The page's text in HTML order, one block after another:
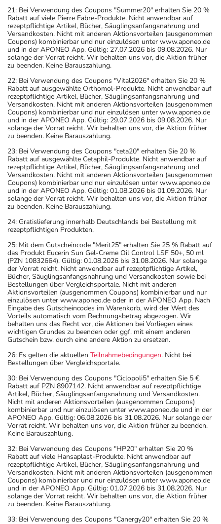
21: Bei Verwendung des Coupons "Summer20" erhalten Sie 20 %
Rabatt auf viele Pierre Fabre-Produkte. Nicht anwendbar auf
rezeptpflichtige Artikel, Bücher, Säuglingsanfangsnahrung und
Versandkosten. Nicht mit anderen Aktionsvorteilen (ausgenommen
Coupons) kombinierbar und nur einzulösen unter www.aponeo.de
und in der APONEO App. Gültig: 27.07.2026 bis 09.08.2026. Nur
solange der Vorrat reicht. Wir behalten uns vor, die Aktion früher
zu beenden. Keine Barauszahlung.
22: Bei Verwendung des Coupons "Vital2026" erhalten Sie 20 %
Rabatt auf ausgewählte Orthomol-Produkte. Nicht anwendbar auf
rezeptpflichtige Artikel, Bücher, Säuglingsanfangsnahrung und
Versandkosten. Nicht mit anderen Aktionsvorteilen (ausgenommen
Coupons) kombinierbar und nur einzulösen unter www.aponeo.de
und in der APONEO App. Gültig: 29.07.2026 bis 09.08.2026. Nur
solange der Vorrat reicht. Wir behalten uns vor, die Aktion früher
zu beenden. Keine Barauszahlung.
23: Bei Verwendung des Coupons "ceta20" erhalten Sie 20 %
Rabatt auf ausgewählte Cetaphil-Produkte. Nicht anwendbar auf
rezeptpflichtige Artikel, Bücher, Säuglingsanfangsnahrung und
Versandkosten. Nicht mit anderen Aktionsvorteilen (ausgenommen
Coupons) kombinierbar und nur einzulösen unter www.aponeo.de
und in der APONEO App. Gültig: 01.08.2026 bis 01.09.2026. Nur
solange der Vorrat reicht. Wir behalten uns vor, die Aktion früher
zu beenden. Keine Barauszahlung.
24: Gratislieferung innerhalb Deutschlands bei Bestellung mit
rezeptpflichtigen Produkten.
25: Mit dem Gutscheincode "Merit25" erhalten Sie 25 % Rabatt auf
das Produkt Eucerin Sun Gel-Creme Oil Control LSF 50+, 50 ml
(PZN 10832664). Gültig: 01.08.2026 bis 31.08.2026. Nur solange
der Vorrat reicht. Nicht anwendbar auf rezeptpflichtige Artikel,
Bücher, Säuglingsanfangsnahrung und Versandkosten sowie bei
Bestellungen über Vergleichsportale. Nicht mit anderen
Aktionsvorteilen (ausgenommen Coupons) kombinierbar und nur
einzulösen unter www.aponeo.de oder in der APONEO App. Nach
Eingabe des Gutscheincodes im Warenkorb, wird der Wert des
Vorteils automatisch vom Rechnungsbetrag abgezogen. Wir
behalten uns das Recht vor, die Aktionen bei Vorliegen eines
wichtigen Grundes zu beenden oder ggf. mit einem anderen
Gutschein bzw. durch eine andere Aktion zu ersetzen.
26: Es gelten die aktuellen Teilnahmebedingungen. Nicht bei
Bestellungen über Vergleichsportale.
30: Bei Verwendung des Coupons "Ciclopoli5" erhalten Sie 5 €
Rabatt auf PZN 8907142. Nicht anwendbar auf rezeptpflichtige
Artikel, Bücher, Säuglingsanfangsnahrung und Versandkosten.
Nicht mit anderen Aktionsvorteilen (ausgenommen Coupons)
kombinierbar und nur einzulösen unter www.aponeo.de und in der
APONEO App. Gültig: 06.08.2026 bis 31.08.2026. Nur solange der
Vorrat reicht. Wir behalten uns vor, die Aktion früher zu beenden.
Keine Barauszahlung.
32: Bei Verwendung des Coupons "HP20" erhalten Sie 20 %
Rabatt auf viele Hansaplast-Produkte. Nicht anwendbar auf
rezeptpflichtige Artikel, Bücher, Säuglingsanfangsnahrung und
Versandkosten. Nicht mit anderen Aktionsvorteilen (ausgenommen
Coupons) kombinierbar und nur einzulösen unter www.aponeo.de
und in der APONEO App. Gültig: 01.07.2026 bis 31.08.2026. Nur
solange der Vorrat reicht. Wir behalten uns vor, die Aktion früher
zu beenden. Keine Barauszahlung.
33: Bei Verwendung des Coupons "Canergy20" erhalten Sie 20 %